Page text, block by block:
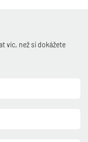
víc, než si dokážete